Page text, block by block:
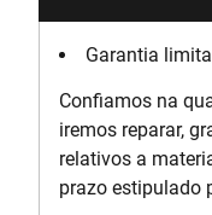
Garantia
Confiamos na
iremos reparar,
relativos a
prazo estipulado